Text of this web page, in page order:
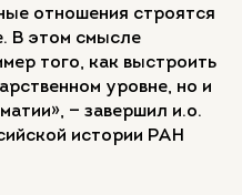
отношения строятся
В этом смысле
того, как выстроить
уровне, но и
— завершил и.о.
истории РАН